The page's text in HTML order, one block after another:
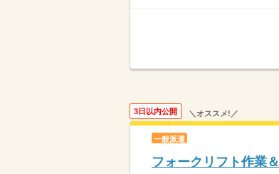
3日以内公開 ＼オススメ!／
一般派遣
フォークリフト作業